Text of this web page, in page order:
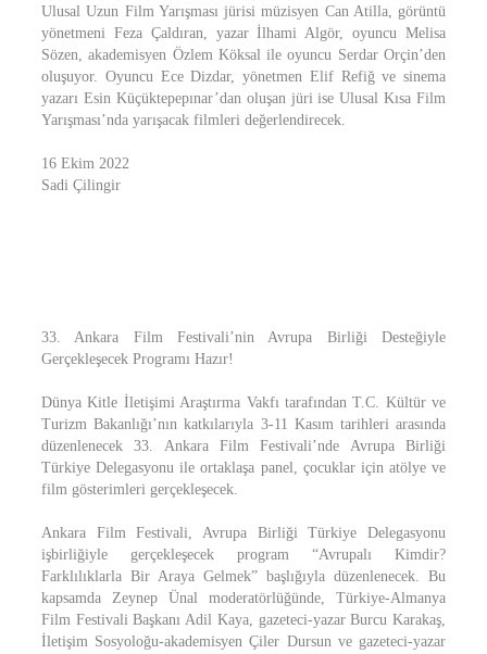
Ulusal Uzun Film Yarışması jürisi müzisyen Can Atilla, görüntü
yönetmeni Feza Çaldıran, yazar İlhami Algör, oyuncu Melisa
Sözen, akademisyen Özlem Köksal ile oyuncu Serdar Orçin’den
oluşuyor. Oyuncu Ece Dizdar, yönetmen Elif Refiğ ve sinema
yazarı Esin Küçüktepepınar’dan oluşan jüri ise Ulusal Kısa Film
Yarışması’nda yarışacak filmleri değerlendirecek.
16 Ekim 2022
Sadi Çilingir
33. Ankara Film Festivali’nin Avrupa Birliği Desteğiyle
Gerçekleşecek Programı Hazır!
Dünya Kitle İletişimi Araştırma Vakfı tarafından T.C. Kültür ve
Turizm Bakanlığı’nın katkılarıyla 3-11 Kasım tarihleri arasında
düzenlenecek 33. Ankara Film Festivali’nde Avrupa Birliği
Türkiye Delegasyonu ile ortaklaşa panel, çocuklar için atölye ve
film gösterimleri gerçekleşecek.
Ankara Film Festivali, Avrupa Birliği Türkiye Delegasyonu
işbirliğiyle gerçekleşecek program “Avrupalı Kimdir?
Farklılıklarla Bir Araya Gelmek” başlığıyla düzenlenecek. Bu
kapsamda Zeynep Ünal moderatörlüğünde, Türkiye-Almanya
Film Festivali Başkanı Adil Kaya, gazeteci-yazar Burcu Karakaş,
İletişim Sosyoloğu-akademisyen Çiler Dursun ve gazeteci-yazar